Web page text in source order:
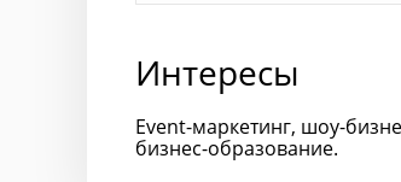
Интересы
Event-маркетинг, шоу-
бизнес-образование.